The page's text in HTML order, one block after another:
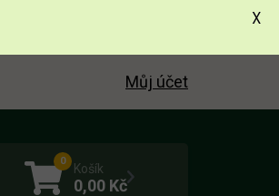
Můj účet
0 Košík
0,00 Kč
X